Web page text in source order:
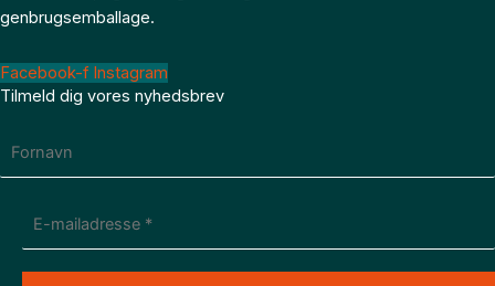
genbrugsemballage.
Facebook-f Instagram
Tilmeld dig vores nyhedsbrev